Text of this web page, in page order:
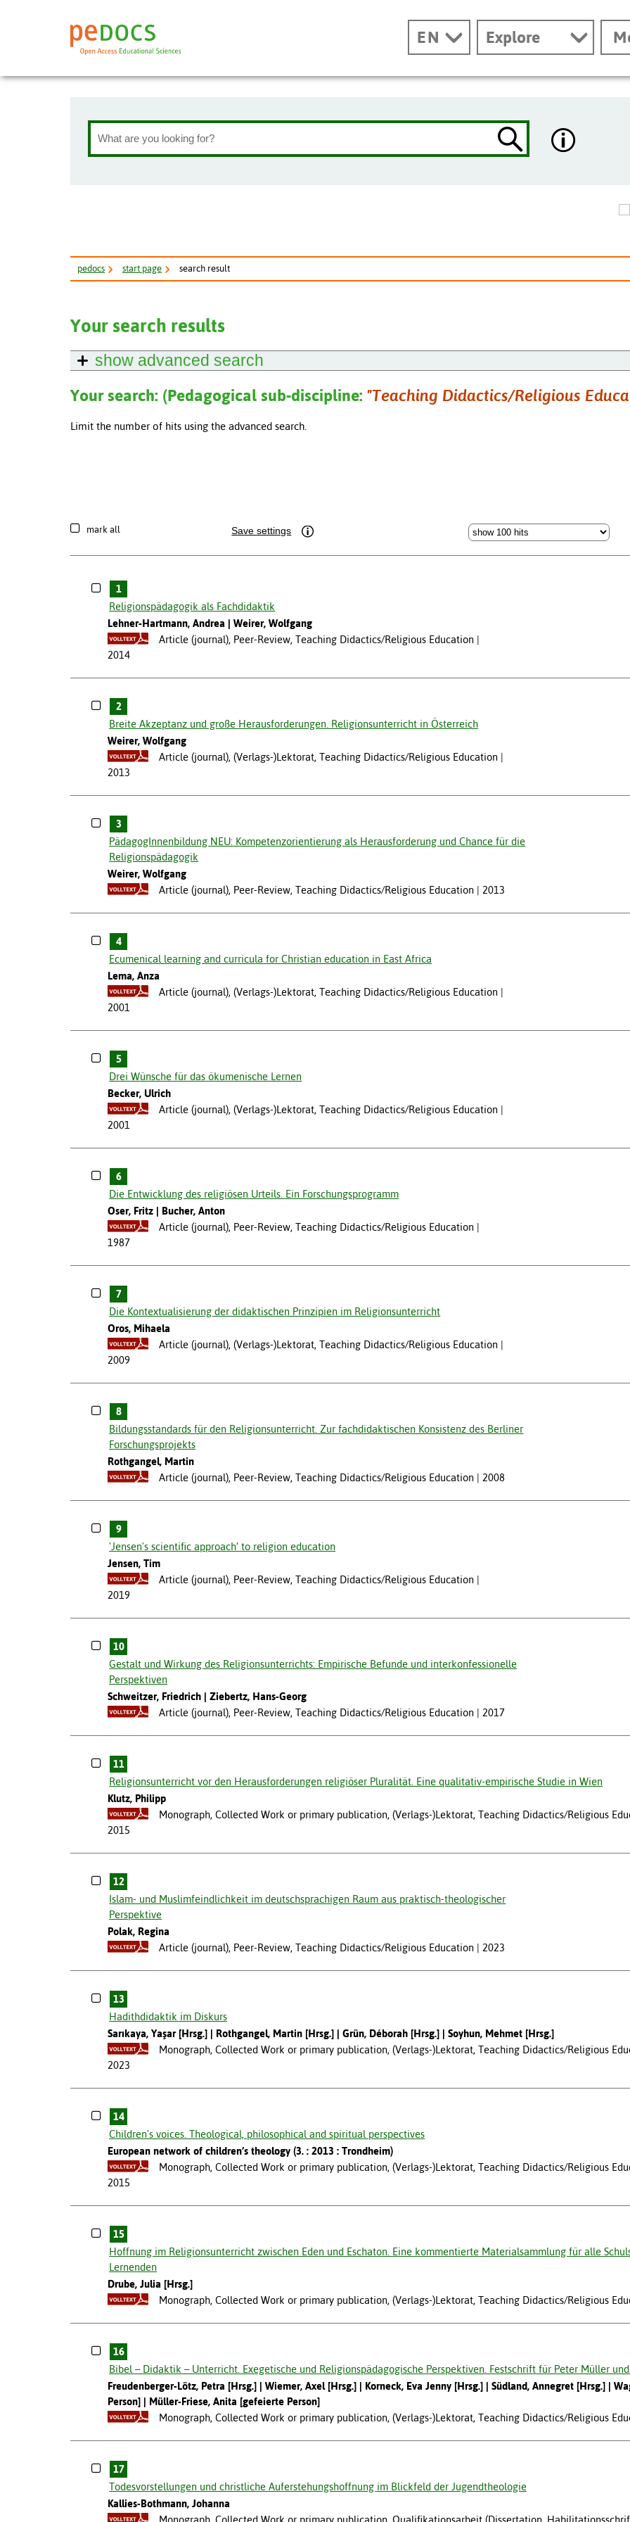
EN Explore
pedocs start page search result
Your search results
showadvanced search
Your search: (Pedagogical sub-discipline: "Teaching Didactics/Religious
Limit the number of hits using the advanced search.
mark all Save settings
1
Religionspädagogik als Fachdidaktik
Lehner-Hartmann, Andrea
Weirer, Wolfgang
Article (journal), Peer-Review, Teaching Didactics/Religious Education
2014
2
Breite Akzeptanz und große Herausforderungen. Religionsunterricht in Österreich
Weirer, Wolfgang
Article (journal), (Verlags-)Lektorat, Teaching Didactics/Religious Education
2013
3
PädagogInnenbildung NEU: Kompetenzorientierung als Herausforderung und Chance für die
Religionspädagogik
Weirer, Wolfgang
Article (journal), Peer-Review, Teaching Didactics/Religious Education
2013
4
Ecumenical learning and curricula for Christian education in East Africa
Lema, Anza
Article (journal), (Verlags-)Lektorat, Teaching Didactics/Religious Education
2001
5
Drei Wünsche für das ökumenische Lernen
Becker, Ulrich
Article (journal), (Verlags-)Lektorat, Teaching Didactics/Religious Education
2001
6
Die Entwicklung des religiösen Urteils. Ein Forschungsprogramm
Oser, Fritz
Bucher, Anton
Article (journal), Peer-Review, Teaching Didactics/Religious Education
1987
7
Die Kontextualisierung der didaktischen Prinzipien im Religionsunterricht
Oros, Mihaela
Article (journal), (Verlags-)Lektorat, Teaching Didactics/Religious Education
2009
8
Bildungsstandards für den Religionsunterricht. Zur fachdidaktischen Konsistenz des Berliner
Forschungsprojekts
Rothgangel, Martin
Article (journal), Peer-Review, Teaching Didactics/Religious Education
2008
9
'Jensen's scientific approach’ to religion education
Jensen, Tim
Article (journal), Peer-Review, Teaching Didactics/Religious Education
2019
10
Gestalt und Wirkung des Religionsunterrichts: Empirische Befunde und interkonfessionelle
Perspektiven
Schweitzer, Friedrich
Ziebertz, Hans-Georg
Article (journal), Peer-Review, Teaching Didactics/Religious Education
2017
11
Religionsunterricht vor den Herausforderungen religiöser Pluralität. Eine qualitativ-empirische Studie in Wien
Klutz, Philipp
Monograph, Collected Work or primary publication, (Verlags-)Lektorat, Teaching Didactics/Religious
2015
12
Islam- und Muslimfeindlichkeit im deutschsprachigen Raum aus praktisch-theologischer
Perspektive
Polak, Regina
Article (journal), Peer-Review, Teaching Didactics/Religious Education
2023
13
Hadithdidaktik im Diskurs
Sarıkaya, Yaşar [Hrsg.]
Rothgangel, Martin [Hrsg.] Grün, Déborah [Hrsg.]
Soyhun, Mehmet [Hrsg.]
Monograph, Collected Work or primary publication, (Verlags-)Lektorat, Teaching Didactics/Religious
2023
14
Children's voices. Theological, philosophical and spiritual perspectives
European network of children’s theology (3. : 2013 : Trondheim)
Monograph, Collected Work or primary publication, (Verlags-)Lektorat, Teaching Didactics/Religious
2015
15
Hoffnung im Religionsunterricht zwischen Eden und Eschaton. Eine kommentierte Materialsammlung für alle
Lernenden
Drube, Julia [Hrsg.]
Monograph, Collected Work or primary publication, (Verlags-)Lektorat, Teaching Didactics/Religious
16
Bibel – Didaktik – Unterricht. Exegetische und Religionspädagogische Perspektiven. Festschrift für Peter Müller
Freudenberger-Lötz, Petra [Hrsg.]
Wiemer, Axel [Hrsg.] Korneck, Eva Jenny [Hrsg.] Südland, Annegret [Hrsg.]
Person]
Müller-Friese, Anita [gefeierte Person]
Monograph, Collected Work or primary publication, (Verlags-)Lektorat, Teaching Didactics/Religious
17
Todesvorstellungen und christliche Auferstehungshoffnung im Blickfeld der Jugendtheologie
Kallies-Bothmann, Johanna
Monograph, Collected Work or primary publication, Qualifikationsarbeit (Dissertation,